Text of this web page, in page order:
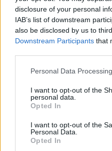
disclosure of your personal
IAB’s list of downstream
also be disclosed by us to
Downstream Participants that
Personal Data
I want to opt-out of the
personal data.
Opted In
I want to opt-out of the
Personal Data.
Opted In
I backspin sono una realtà :
jogwheel e il disco in vinile, gli
dischi dalle vibrazioni del piatto
senza influenzare la rotazione
Premium è dotato anche di
Comfort totale, con stile totale :
borsa semirigida in EVA
con il logo Hercules ricamato in
solido che è più morbido della